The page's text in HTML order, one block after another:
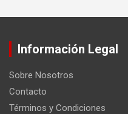
Información Legal
Sobre Nosotros
Contacto
Términos y Condiciones